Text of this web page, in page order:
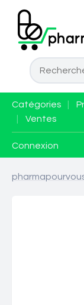
Catégories
Ventes
Connexion